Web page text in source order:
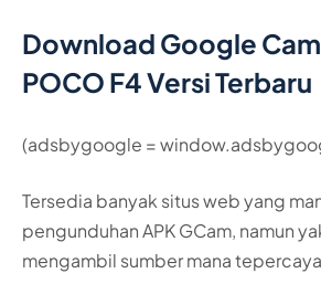
Download Google
POCO F4 Versi Terbaru
(adsbygoogle =
Tersedia banyak situs web yang
pengunduhan APK GCam, namun
mengambil sumber mana